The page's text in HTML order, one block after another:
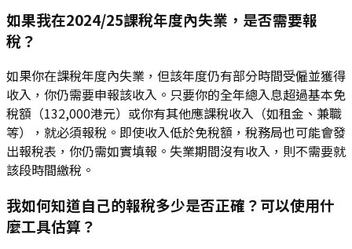
如果我在2024/25課稅年度內失業，是否需要報
稅？
如果你在課稅年度內失業，但該年度仍有部分時間受僱並獲得
收入，你仍需要申報該收入。只要你的全年總入息超過基本免
稅額（132,000港元）或你有其他應課稅收入（如租金、兼職
等），就必須報稅。即使收入低於免稅額，稅務局也可能會發
出報稅表，你仍需如實填報。失業期間沒有收入，則不需要就
該段時間繳稅。
我如何知道自己的報稅多少是否正確？可以使用什
麼工具估算？